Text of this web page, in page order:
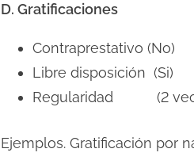
D. Gratificaciones
Contraprestativo (No)
Libre disposición (Si)
Regularidad (2
Ejemplos. Gratificación por